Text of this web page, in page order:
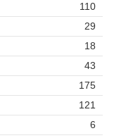
110
29
18
43
175
121
6